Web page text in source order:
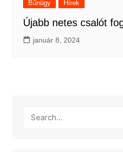
Bűnügy Hírek
Újabb netes csalót
január 8, 2024